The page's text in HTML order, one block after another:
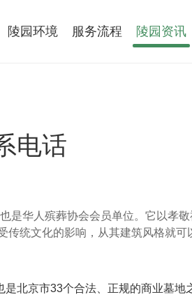
陵园环境 服务流程 陵园资讯
电话
是华人殡葬协会会员单位。它以孝
统文化的影响，从其建筑风格就可
北京市33个合法、正规的商业墓地